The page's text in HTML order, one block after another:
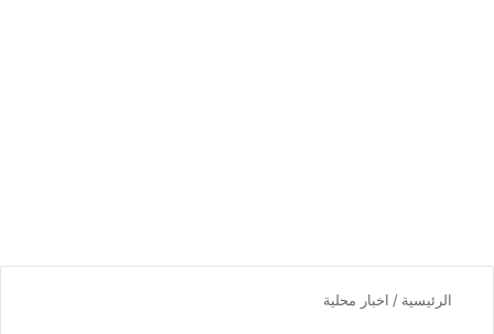
الرئيسية / اخبار محلية